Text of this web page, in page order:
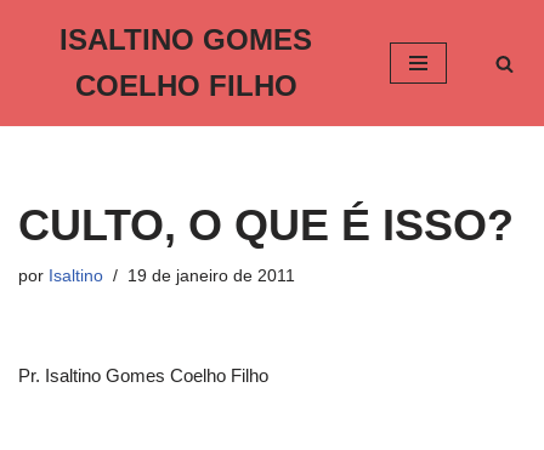
o
ISALTINO GOMES
COELHO FILHO
CULTO, O QUE É ISSO?
por Isaltino 19 de janeiro de 2011
Pr. Isaltino Gomes Coelho Filho